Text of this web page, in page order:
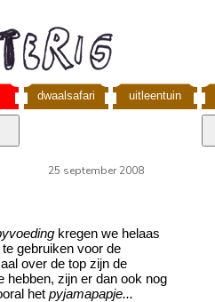
dwaalsafari uitleentuin
25 september 2008
kregen we helaas
gebruiken voor de
over de top zijn de
hebben, zijn er dan ook nog
het pyjamapapje...